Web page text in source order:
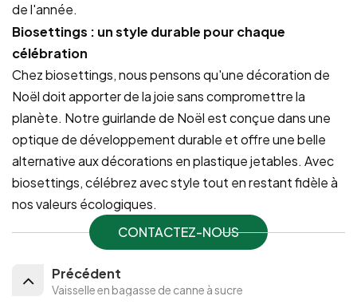
de l'année.
Biosettings : un style durable pour chaque
célébration
Chez biosettings, nous pensons qu'une décoration de
Noël doit apporter de la joie sans compromettre la
planète. Notre guirlande de Noël est conçue dans une
optique de développement durable et offre une belle
alternative aux décorations en plastique jetables. Avec
biosettings, célébrez avec style tout en restant fidèle à
nos valeurs écologiques.
CONTACTEZ-NOUS
Précédent
Vaisselle en bagasse de canne à sucre